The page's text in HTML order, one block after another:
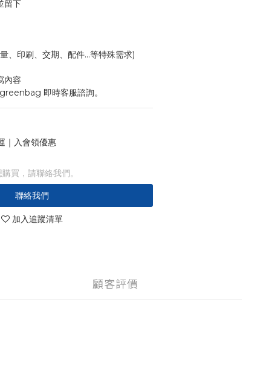
留下
量、印刷、交期、配件...等特殊需求)
內容
即時客服諮詢。
｜入會領優惠
買，請聯絡我們。
聯絡我們
加入追蹤清單
顧客評價